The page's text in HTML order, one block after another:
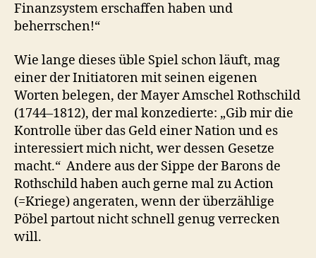
Finanzsystem erschaffen haben und
beherrschen!“
Wie lange dieses üble Spiel schon läuft, mag
einer der Initiatoren mit seinen eigenen
Worten belegen, der Mayer Amschel Rothschild
(1744–1812), der mal konzedierte: „Gib mir die
Kontrolle über das Geld einer Nation und es
interessiert mich nicht, wer dessen Gesetze
macht.“ Andere aus der Sippe der Barons de
Rothschild haben auch gerne mal zu Action
(=Kriege) angeraten, wenn der überzählige
Pöbel partout nicht schnell genug verrecken
will.